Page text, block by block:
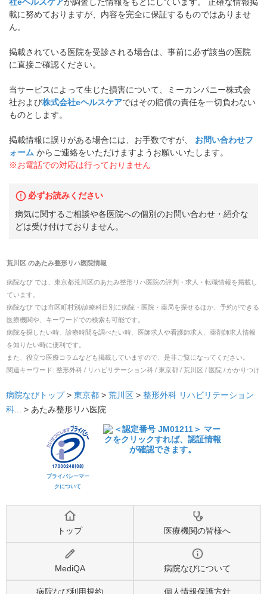
載に努めておりますが、内容を完全に保証するものではありませ
ん。
掲載されている医院を受診される場合は、事前に必ず該当の医院
に直接ご確認ください。
当サービスによって生じた損害について、ミーカンパニー株式会
社および株式会社eヘルスケアではその賠償の責任を一切負わない
ものとします。
掲載情報に誤りがある場合には、お手数ですが、
お問い合わせフ
ォーム からご連絡をいただけますようお願いいたします。
※お電話での対応は行っておりません
必ずお読みください
病気に関するご相談や各医院への個別のお問い合わせ・紹介な
どは受け付けておりません。
荒川区のあたみ整形リハ医院情報
病院なび では、 東京都荒川区のあたみ整形リハ医院の評判・求人・転職情報を掲載し
ています。
病院なび では市区町村別/診療科目別に病院・医院・薬局を探せるほか、予約ができる
医療機関や、キーワードでの検索も可能です。
病院を探したい時、診療時間を調べたい時、医師求人や看護師求人、薬剤師求人情報
を知りたい時に便利です。
また、役立つ医療コラムなども掲載していますので、是非ご覧になってください。
関連キーワード: 整形外科 / リハビリテーション科 / 東京都 / 荒川区 / 医院 / かかりつけ
病院なびトップ > 東京都 > 荒川区 > 整形外科 リハビリテーション
科... > あたみ整形リハ医院
プライバシーマー
クについて
トップ 医療機関の皆様へ
MediQA 病院なびについて
病院なび利用規約 個人情報保護方針